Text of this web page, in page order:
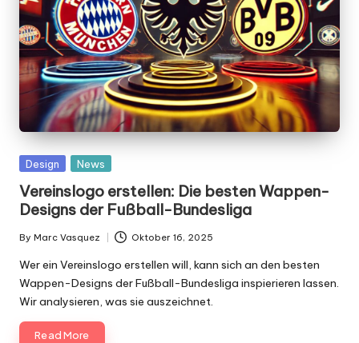
Posted
Design News
Vereinslogo erstellen: Die besten Wappen-
Designs der Fußball-Bundesliga
Posted
by
By Marc Vasquez Oktober 16, 2025
Wer ein Vereinslogo erstellen will, kann sich an den besten
Wappen-Designs der Fußball-Bundesliga inspierieren lassen.
Wir analysieren, was sie auszeichnet.
Read More